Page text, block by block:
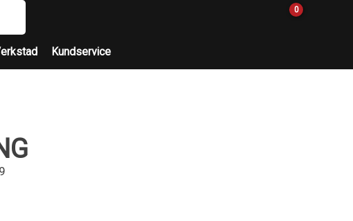
0
Kundservice